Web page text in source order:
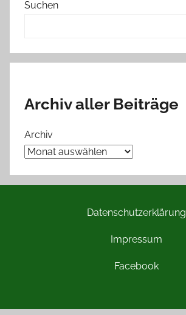
Suchen
Archiv aller Beiträge
Archiv
Datenschutzerklärung
Impressum
Facebook